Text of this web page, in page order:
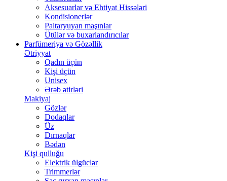
Aksesuarlar və Ehtiyat Hissələri
Kondisionerlər
Paltaryuyan maşınlar
Ütülər və buxarlandırıcılar
Parfümeriya və Gözəllik
Ətriyyat
Qadın üçün
Kişi üçün
Unisex
Ərəb ətirləri
Makiyaj
Gözlər
Dodaqlar
Üz
Dırnaqlar
Bədən
Kişi qulluğu
Elektrik ülgüclər
Trimmerlər